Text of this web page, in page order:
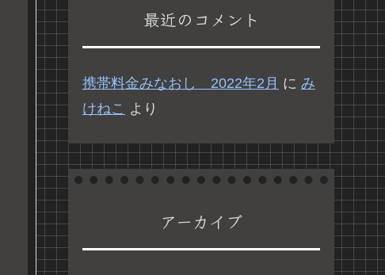
最近のコメント
携帯料金みなおし 2022年2月 に み
けねこ より
アーカイブ